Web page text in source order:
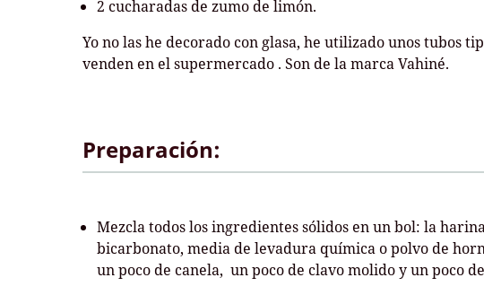
2 cucharadas de zumo de limón.
Yo no las he decorado con glasa, he utilizado unos tubos
venden en el supermercado . Son de la marca Vahiné.
Preparación:
Mezcla todos los ingredientes sólidos en un bol: la
bicarbonato, media de levadura química o polvo de
un poco de canela, un poco de clavo molido y un poco